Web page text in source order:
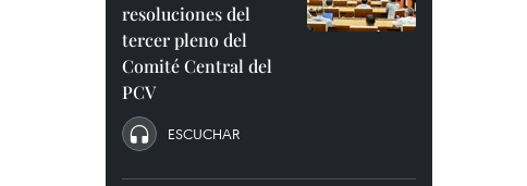
resoluciones del
tercer pleno del
Comité Central del
PCV
ESCUCHAR